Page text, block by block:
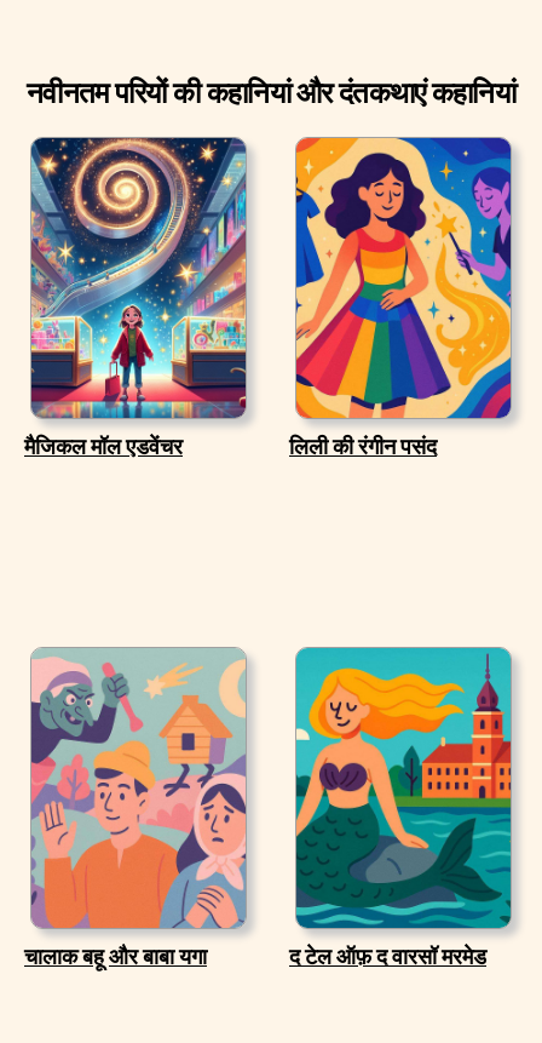
नवीनतम परियों की कहानियां और दंतकथाएं कहानियां
मैजिकल मॉल एडवेंचर लिली की रंगीन पसंद
चालाक बहू और बाबा यगा द टेल ऑफ़ द वारसॉ मरमेड